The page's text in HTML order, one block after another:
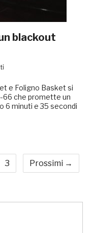
blackout
e Foligno Basket si
66 che promette un
6 minuti e 35 secondi
3 Prossimi →